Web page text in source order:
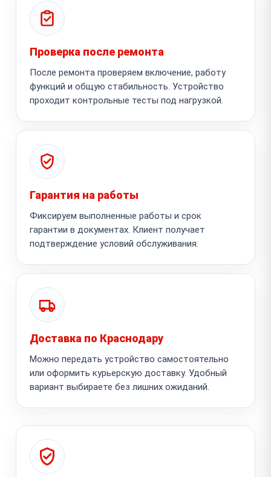
Проверка после ремонта
После ремонта проверяем включение, работу
функций и общую стабильность. Устройство
проходит контрольные тесты под нагрузкой.
Гарантия на работы
Фиксируем выполненные работы и срок
гарантии в документах. Клиент получает
подтверждение условий обслуживания.
Доставка по Краснодару
Можно передать устройство самостоятельно
или оформить курьерскую доставку. Удобный
вариант выбираете без лишних ожиданий.